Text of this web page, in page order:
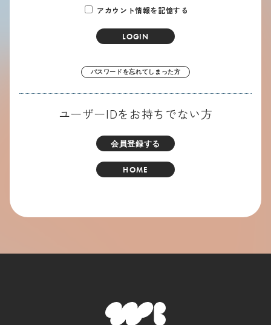
アカウント情報を記憶する
LOGIN
パスワードを忘れてしまった方
ユーザーIDをお持ちでない方
会員登録する
HOME